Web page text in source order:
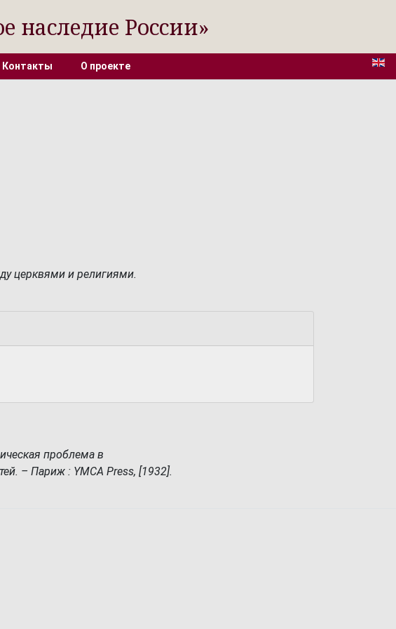
наследие России»
Контакты О проекте
церквями и религиями.
проблема в
– Париж : YMCA Press, [1932].